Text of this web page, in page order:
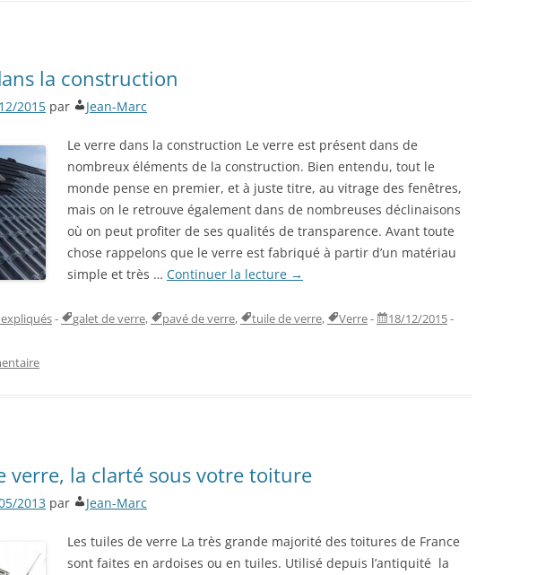
la construction
2015 par Jean-Marc
Le verre dans la construction Le verre est présent dans de
nombreux éléments de la construction. Bien entendu, tout le
monde pense en premier, et à juste titre, au vitrage des fenêtres,
mais on le retrouve également dans de nombreuses déclinaisons
où on peut profiter de ses qualités de transparence. Avant toute
chose rappelons que le verre est fabriqué à partir d’un matériau
simple et très … Continuer la lecture →
- galet de verre, pavé de verre, tuile de verre, Verre- 18/12/2015-
verre, la clarté sous votre toiture
2013 par Jean-Marc
Les tuiles de verre La très grande majorité des toitures de France
sont faites en ardoises ou en tuiles. Utilisé depuis l’antiquité la